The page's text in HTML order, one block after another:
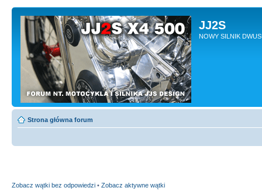
JJ2S
NOWY SILNIK
Strona główna forum
Zobacz wątki bez odpowiedzi • Zobacz aktywne wątki